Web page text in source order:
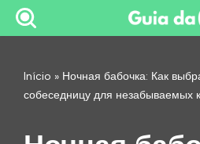
conteúdo
Início » Ночная бабочка: Как
собеседницу для незабываемых